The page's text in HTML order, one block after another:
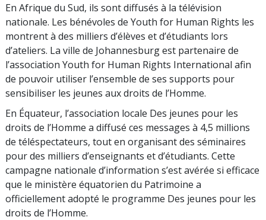
En Afrique du Sud, ils sont diffusés à la télévision
nationale. Les bénévoles de Youth for Human Rights les
montrent à des milliers d’élèves et d’étudiants lors
d’ateliers. La ville de Johannesburg est partenaire de
l’association Youth for Human Rights International afin
de pouvoir utiliser l’ensemble de ses supports pour
sensibiliser les jeunes aux droits de l’Homme.
En Équateur, l’association locale Des jeunes pour les
droits de l’Homme a diffusé ces messages à 4,5 millions
de téléspectateurs, tout en organisant des séminaires
pour des milliers d’enseignants et d’étudiants. Cette
campagne nationale d’information s’est avérée si efficace
que le ministère équatorien du Patrimoine a
officiellement adopté le programme Des jeunes pour les
droits de l’Homme.